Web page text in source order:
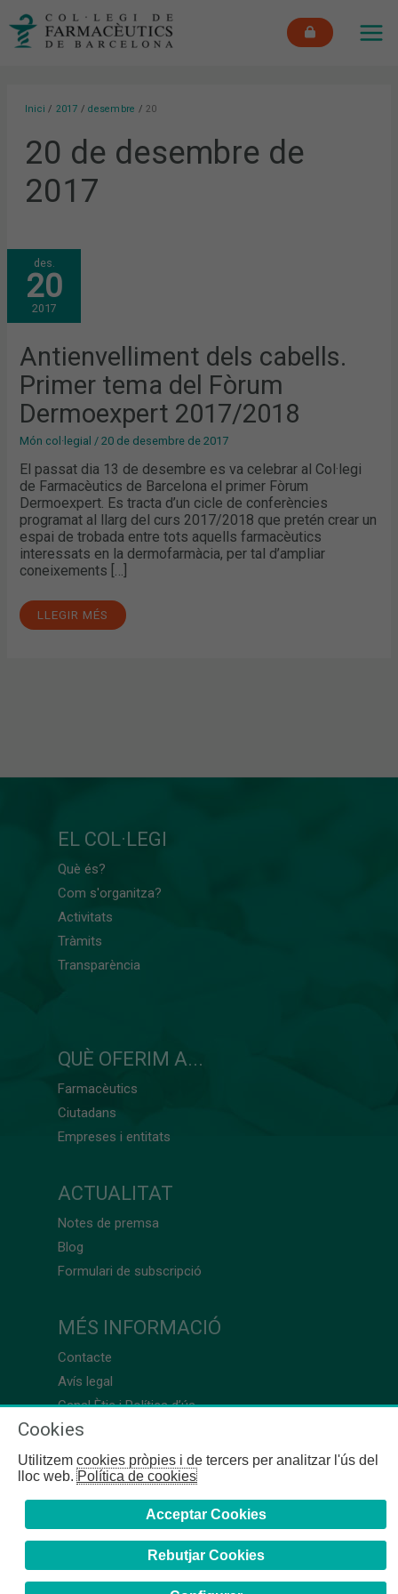
Inici 2017 desembre 20
20 de desembre de
2017
des.
20
2017
Antienvelliment dels cabells.
Primer tema del Fòrum
Dermoexpert 2017/2018
Món col·legial /20 de desembre de 2017
El passat dia 13 de desembre es va celebrar al Col·legi
de Farmacèutics de Barcelona el primer Fòrum
Dermoexpert. Es tracta d’un cicle de conferències
programat al llarg del curs 2017/2018 que pretén crear un
espai de trobada entre tots aquells farmacèutics
interessats en la dermofarmàcia, per tal d’ampliar
coneixements […]
ANTIENVELLIMENT
DELS
CABELLS.
PRIMER
TEMA
DEL
FÒRUM
2017/2018
LLEGIR MÉS
EL COL·LEGI
Què és?
Com s'organitza?
Activitats
Tràmits
Transparència
QUÈ OFERIM A...
Farmacèutics
Ciutadans
Empreses i entitats
ACTUALITAT
Notes de premsa
Blog
Formulari de subscripció
MÉS INFORMACIÓ
Contacte
Avís legal
Canal Ètic i Política d’ús
Cookies
Utilitzem cookies pròpies i de tercers per analitzar l'ús del
lloc web.Política de cookies
Acceptar Cookies
Rebutjar Cookies